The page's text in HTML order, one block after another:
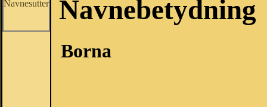
Navnesutter Navnebetydning
Borna